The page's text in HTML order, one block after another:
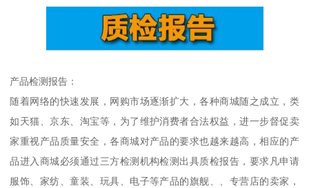
产品检测报告：
随着网络的快速发展，网购市场逐渐扩大，各种商城随之成立，类
如天猫、京东、淘宝等，为了维护消费者合法权益，进一步督促卖
家重视产品质量安全，各商城对产品的要求也越来越高，相应的产
品进入商城必须通过三方检测机构检测出具质检报告，要求凡申请
服饰、家纺、童装、玩具、电子等产品的旗舰、、专营店的卖家，